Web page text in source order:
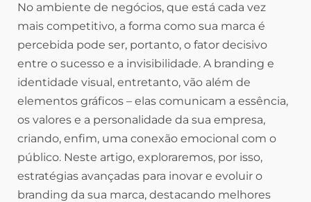
No ambiente de negócios, que está cada vez
mais competitivo, a forma como sua marca é
percebida pode ser, portanto, o fator decisivo
entre o sucesso e a invisibilidade. A branding e
identidade visual, entretanto, vão além de
elementos gráficos – elas comunicam a essência,
os valores e a personalidade da sua empresa,
criando, enfim, uma conexão emocional com o
público. Neste artigo, exploraremos, por isso,
estratégias avançadas para inovar e evoluir o
branding da sua marca, destacando melhores